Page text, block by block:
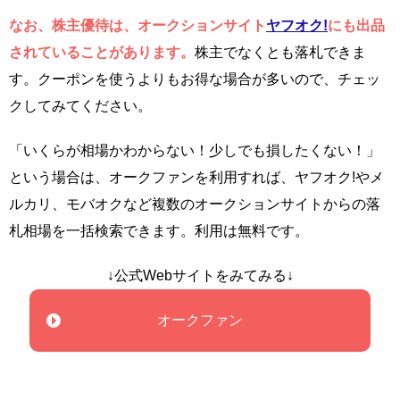
なお、株主優待は、オークションサイト ヤフオク!にも出品
されていることがあります。 株主でなくとも落札できま
す。クーポンを使うよりもお得な場合が多いので、チェッ
クしてみてください。
「いくらが相場かわからない！少しでも損したくない！」
という場合は、オークファンを利用すれば、ヤフオク!やメ
ルカリ、モバオクなど複数のオークションサイトからの落
札相場を一括検索できます。利用は無料です。
↓公式Webサイトをみてみる↓
オークファン